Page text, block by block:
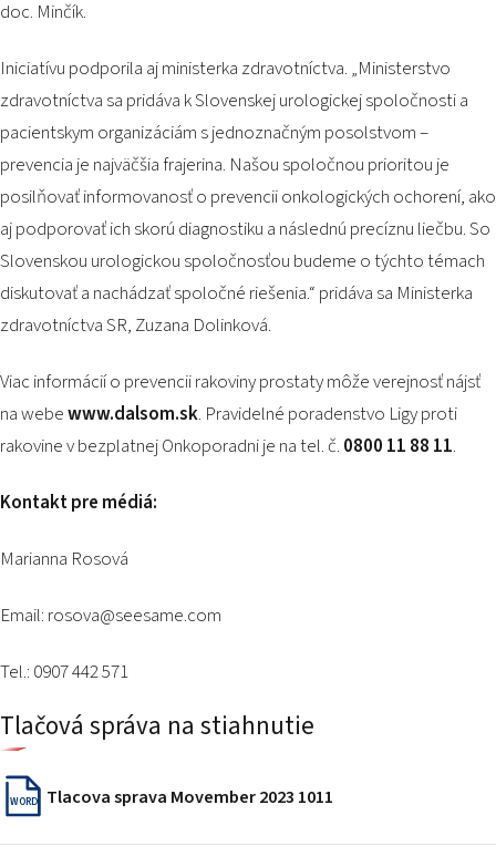
doc. Minčík.
Iniciatívu podporila aj ministerka zdravotníctva. „Ministerstvo
zdravotníctva sa pridáva k Slovenskej urologickej spoločnosti a
pacientskym organizáciám s jednoznačným posolstvom –
prevencia je najväčšia frajerina. Našou spoločnou prioritou je
posilňovať informovanosť o prevencii onkologických ochorení, ako
aj podporovať ich skorú diagnostiku a následnú precíznu liečbu. So
Slovenskou urologickou spoločnosťou budeme o týchto témach
diskutovať a nachádzať spoločné riešenia.“ pridáva sa Ministerka
zdravotníctva SR, Zuzana Dolinková.
Viac informácií o prevencii rakoviny prostaty môže verejnosť nájsť
na webewww.dalsom.sk. Pravidelné poradenstvo Ligy proti
rakovine v bezplatnej Onkoporadni je na tel. č. 0800 11 88 11.
Kontakt pre médiá:
Marianna Rosová
Email: rosova@seesame.com
Tel.: 0907 442 571
Tlačová správa na stiahnutie
WORD Tlacova sprava Movember 2023 1011